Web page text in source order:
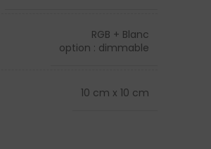
RGB + Blanc
option : dimmable
10 cm x 10 cm